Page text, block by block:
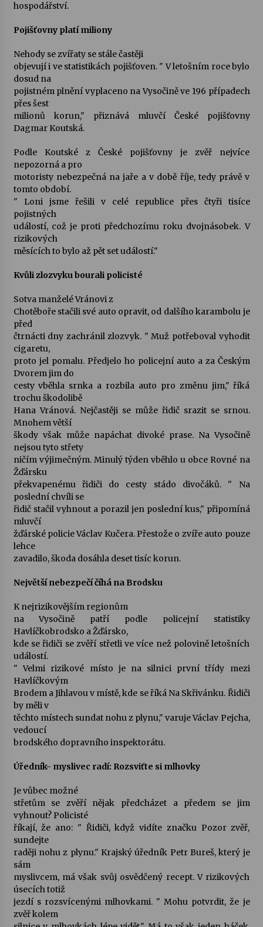
hospodářství.
Pojišťovny platí miliony
Nehody se zvířaty se stále častěji
objevují i ve statistikách pojišťoven. " V letošním roce bylo
dosud na
pojistném plnění vyplaceno na Vysočině ve 196 případech
přes šest
milionů korun," přiznává mluvčí České pojišťovny
Dagmar Koutská.
Podle Koutské z České pojišťovny je zvěř nejvíce
nepozorná a pro
motoristy nebezpečná na jaře a v době říje, tedy právě v
tomto období.
" Loni jsme řešili v celé republice přes čtyři tisíce
pojistných
událostí, což je proti předchozímu roku dvojnásobek. V
rizikových
měsících to bylo až pět set událostí."
Kvůli zlozvyku bourali policisté
Sotva manželé Vránovi z
Chotěboře stačili své auto opravit, od dalšího karambolu je
před
čtrnácti dny zachránil zlozvyk. " Muž potřeboval vyhodit
cigaretu,
proto jel pomalu. Předjelo ho policejní auto a za Českým
Dvorem jim do
cesty vběhla srnka a rozbila auto pro změnu jim," říká
trochu škodolibě
Hana Vránová. Nejčastěji se může řidič srazit se srnou.
Mnohem větší
škody však může napáchat divoké prase. Na Vysočině
nejsou tyto střety
ničím výjimečným. Minulý týden vběhlo u obce Rovné na
Žďársku
překvapenému řidiči do cesty stádo divočáků. " Na
poslední chvíli se
řidič stačil vyhnout a porazil jen poslední kus," připomíná
mluvčí
žďárské policie Václav Kučera. Přestože o zvíře auto pouze
lehce
zavadilo, škoda dosáhla deset tisíc korun.
Největší nebezpečí číhá na Brodsku
K nejrizikovějším regionům
na Vysočině patří podle policejní statistiky
Havlíčkobrodsko a Žďársko,
kde se řidiči se zvěří střetli ve více než polovině letošních
událostí.
" Velmi rizikové místo je na silnici první třídy mezi
Havlíčkovým
Brodem a Jihlavou v místě, kde se říká Na Skřivánku. Řidiči
by měli v
těchto místech sundat nohu z plynu," varuje Václav Pejcha,
vedoucí
brodského dopravního inspektorátu.
Úředník- myslivec radí: Rozsviťte si mlhovky
Je vůbec možné
střetům se zvěří nějak předcházet a předem se jim
vyhnout? Policisté
říkají, že ano: " Řidiči, když vidíte značku Pozor zvěř,
sundejte
raději nohu z plynu." Krajský úředník Petr Bureš, který je
sám
myslivcem, má však svůj osvědčený recept. V rizikových
úsecích totiž
jezdí s rozsvícenými mlhovkami. " Mohu potvrdit, že je
zvěř kolem